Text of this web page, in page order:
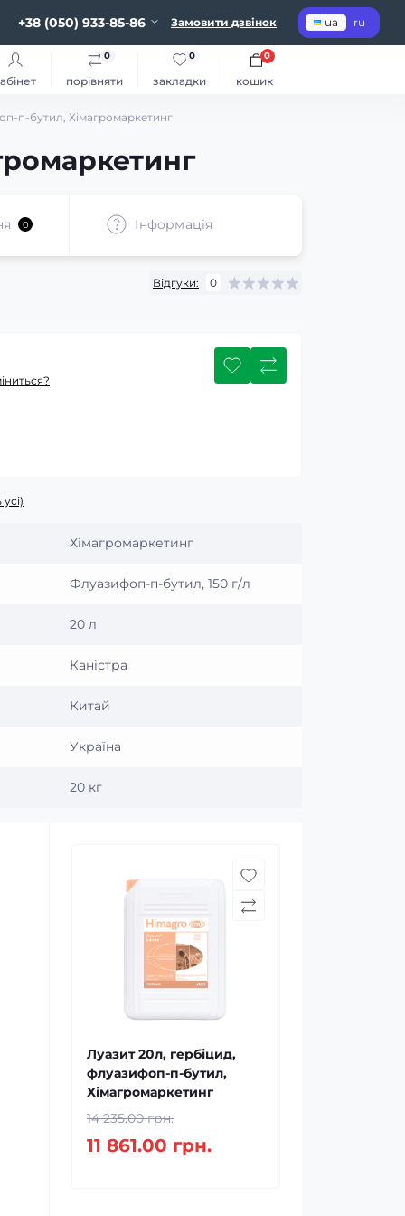
+38 (050) 933-85-86 Замовити дзвінок ua ru
порівняти
0
закладки
0
кошик
0
п-бутил, Хімагромаркетинг
0 Інформація
Відгуки: 0
Хімагромаркетинг
Флуазифоп-п-бутил, 150 г/л
20 л
Каністра
Китай
Україна
20 кг
Луазит 20л, гербіцид,
флуазифоп-п-бутил,
Хімагромаркетинг
14 235.00 грн.
11 861.00 грн.